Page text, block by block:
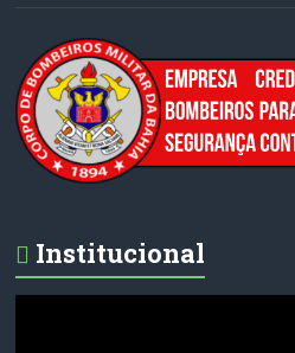
Institucional